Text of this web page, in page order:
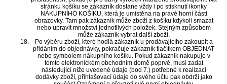
stránku košíku se zákazník dostane vždy i po stisknutí ikonky
NÁKUPNÍHO KOŠÍKU, která je umístěna na pravé horní části
obrazovky. Tam pak zákazník může zboží z košíku kdykoli smazat
nebo upravit množství jednotlivých položek. Stejným způsobem
může zákazník vybrat další zboží.
Po výběru zboží, které hodlá zákazník u prodávajícího zakoupit a
přidáním do objednávky, pokračuje zákazník tlačítkem OBJEDNAT
nebo symbolem nákupního košíku. Pokud zákazník nakupuje v
tomto elektronickém obchodním domě poprvé, musí zadat
následující níže uvedené údaje (bod 7.) potřebné k realizaci
dodávky zboží, přihlašovací údaje do svého účtu pak obdrží jako